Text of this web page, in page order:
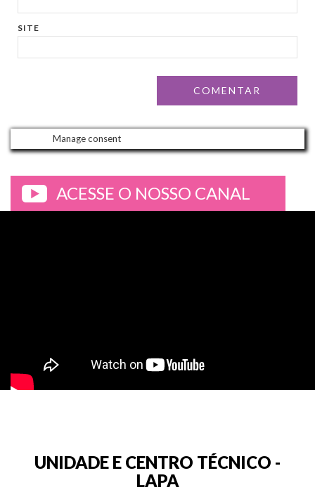
SITE
Manage consent
ACESSE O NOSSO CANAL
UNIDADE E CENTRO TÉCNICO -
LAPA